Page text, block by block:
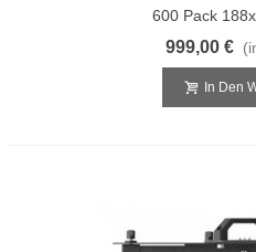
600 Pack
999,00 €
In Den